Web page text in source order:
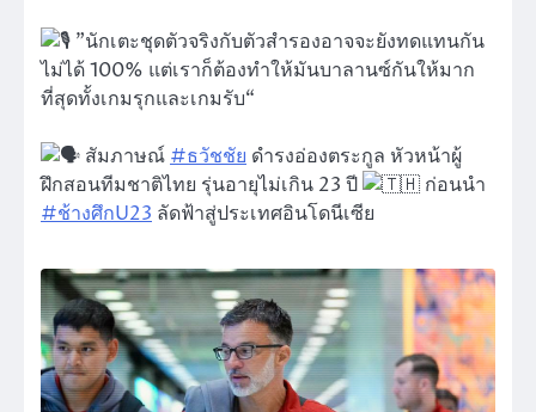
”นักเตะชุดตัวจริงกับตัวสำรองอาจจะยังทดแทนกัน
ไม่ได้ 100% แต่เราก็ต้องทำให้มันบาลานซ์กันให้มาก
ที่สุดทั้งเกมรุกและเกมรับ“
สัมภาษณ์ #ธวัชชัย ดำรงอ่องตระกูล หัวหน้าผู้
ฝึกสอนทีมชาติไทย รุ่นอายุไม่เกิน 23 ปี
ก่อนนำ
#ช้างศึกU23 ลัดฟ้าสู่ประเทศอินโดนีเซีย